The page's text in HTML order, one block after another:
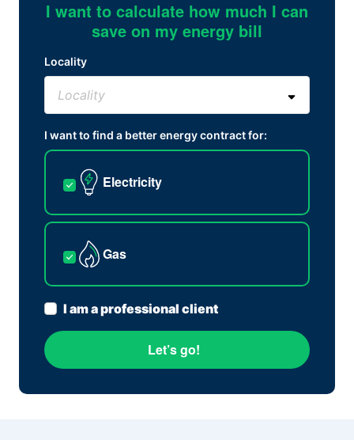
I want to calculate how much I can
save on my energy bill
Locality
I want to find a better energy contract for:
Electricity
Gas
I am a professional client
Let’s go!